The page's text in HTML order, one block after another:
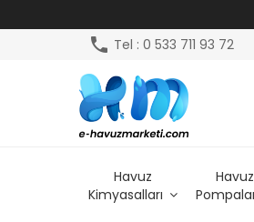
phone Tel : 0 533 711 93 72
Havuz
Kimyasalları
Havuz